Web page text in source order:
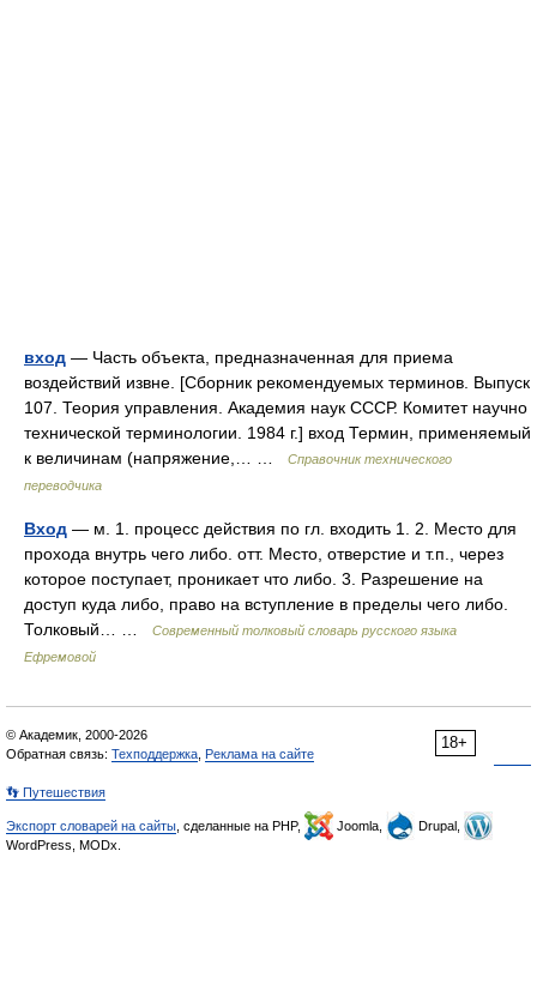
вход — Часть объекта, предназначенная для приема
воздействий извне. [Сборник рекомендуемых терминов. Выпуск
107. Теория управления. Академия наук СССР. Комитет научно
технической терминологии. 1984 г.] вход Термин, применяемый
к величинам (напряжение,… …
Справочник технического
переводчика
Вход — м. 1. процесс действия по гл. входить 1. 2. Место для
прохода внутрь чего либо. отт. Место, отверстие и т.п., через
которое поступает, проникает что либо. 3. Разрешение на
доступ куда либо, право на вступление в пределы чего либо.
Толковый… …
Современный толковый словарь русского языка
Ефремовой
18+
© Академик, 2000-2026
Обратная связь: Техподдержка Реклама на сайте
👣 Путешествия
Экспорт словарей на сайты , сделанные на PHP, Joomla,
Drupal,
WordPress, MODx.